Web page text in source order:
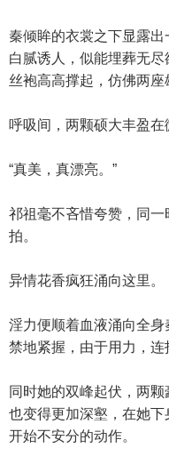
秦倾眸的衣裳之下显露出
白腻诱人，似能埋葬无
丝袍高高撑起，仿佛两座
呼吸间，两颗硕大丰盈在
“真美，真漂亮。”
祁祖毫不吝惜夸赞，同
拍。
异情花香疯狂涌向这里。
淫力便顺着血液涌向全
禁地紧握，由于用力，连
同时她的双峰起伏，两
也变得更加深壑，在她
开始不安分的动作。